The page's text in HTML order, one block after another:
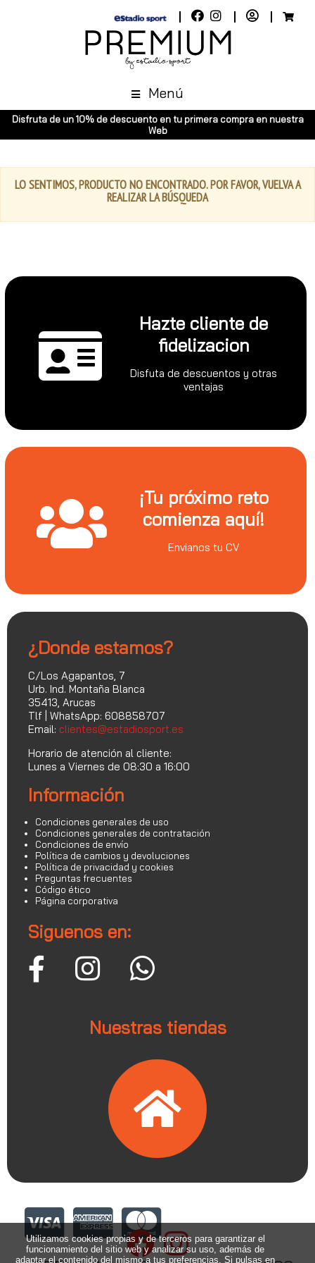
Menú
Disfruta de un 10% de descuento en tu primera compra en nuestra
Web
LO SENTIMOS, PRODUCTO NO ENCONTRADO. POR FAVOR, VUELVA A
REALIZAR LA BÚSQUEDA
Hazte cliente de
fidelizacion
Disfuta de descuentos y otras
ventajas
¡Tu próximo reto
comienza aquí!
Envianos tu CV
¿Donde estamos?
C/Los Agapantos, 7
Urb. Ind. Montaña Blanca
35413, Arucas
Tlf | WhatsApp: 608858707
Email: clientes@estadiosport.es
Horario de atención al cliente:
Lunes a Viernes de 08:30 a 16:00
Información
Condiciones generales de uso
Condiciones generales de contratación
Condiciones de envío
Política de cambios y devoluciones
Política de privacidad y cookies
Preguntas frecuentes
Código ético
Página corporativa
Siguenos en:
Nuestras tiendas
Utilizamos cookies propias y de terceros para garantizar el
funcionamiento del sitio web y analizar su uso, además de
adaptar el contenido del mismo a tus preferencias. Si pulsas en